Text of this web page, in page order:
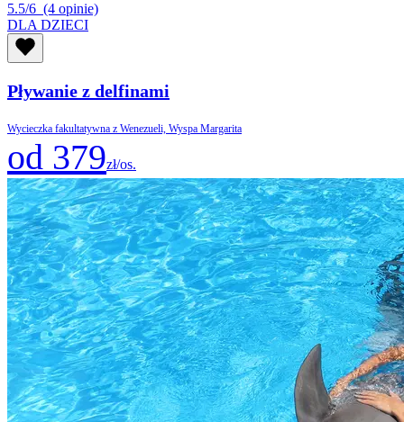
5.5/6 (4 opinie)
DLA DZIECI
Pływanie z delfinami
Wycieczka fakultatywna z Wenezueli, Wyspa Margarita
od 379zł/os.